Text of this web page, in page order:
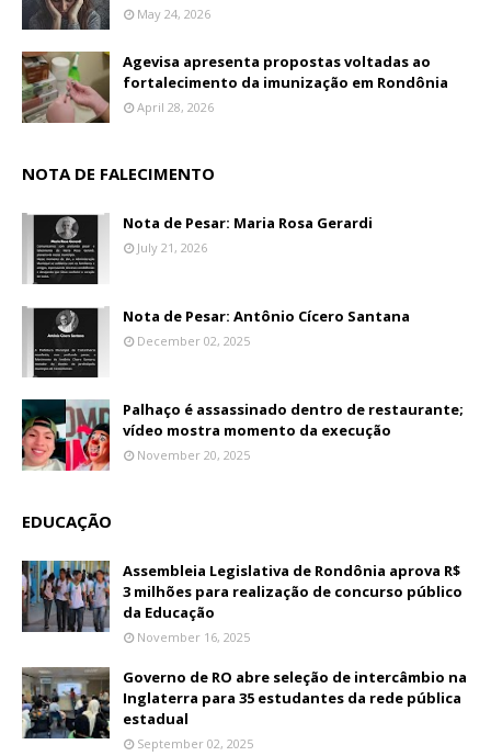
May 24, 2026
Agevisa apresenta propostas voltadas ao
fortalecimento da imunização em Rondônia
April 28, 2026
NOTA DE FALECIMENTO
Nota de Pesar: Maria Rosa Gerardi
July 21, 2026
Nota de Pesar: Antônio Cícero Santana
December 02, 2025
Palhaço é assassinado dentro de restaurante;
vídeo mostra momento da execução
November 20, 2025
EDUCAÇÃO
Assembleia Legislativa de Rondônia aprova R$
3 milhões para realização de concurso público
da Educação
November 16, 2025
Governo de RO abre seleção de intercâmbio na
Inglaterra para 35 estudantes da rede pública
estadual
September 02, 2025